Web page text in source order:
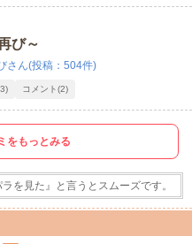
び～
さん(投稿：504件)
コメント(2)
をもっとみる
を見た』と言うとスムーズです。